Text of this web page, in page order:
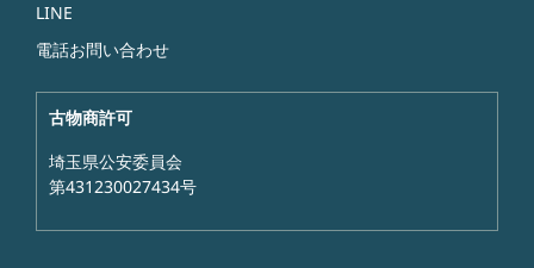
LINE
電話お問い合わせ
古物商許可
埼玉県公安委員会
第431230027434号